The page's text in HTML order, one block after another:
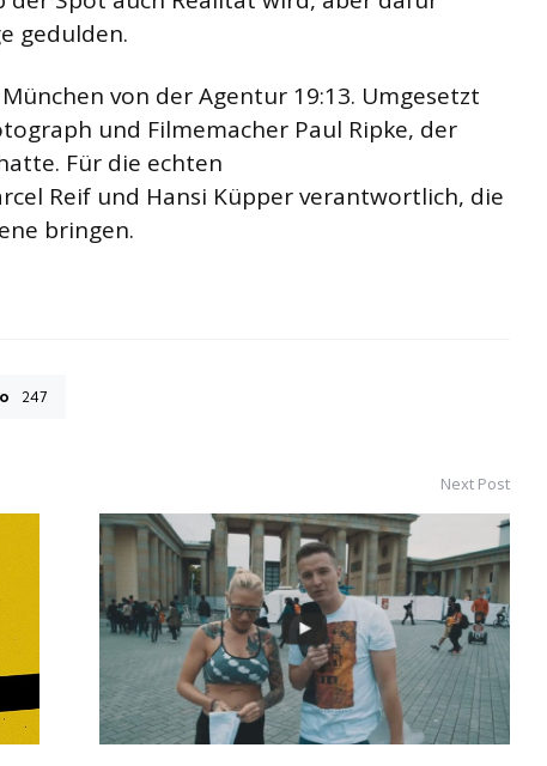
gedulden.
von der Agentur 19:13. Umgesetzt
und Filmemacher Paul Ripke, der
Für die echten
Reif und Hansi Küpper verantwortlich, die
bringen.
247
Next Post